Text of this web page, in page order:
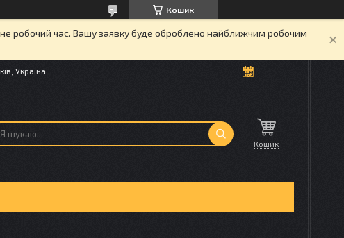
Кошик
робочий час. Вашу заявку буде оброблено найближчим робочим
Україна
Кошик